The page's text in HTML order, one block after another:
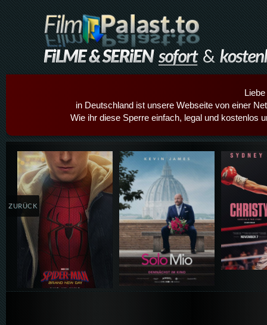
in Deutschland ist unsere Webseite von einer
Wie ihr diese Sperre einfach, legal und kostenlos
Details,Play Details,Play
ZURÜCK